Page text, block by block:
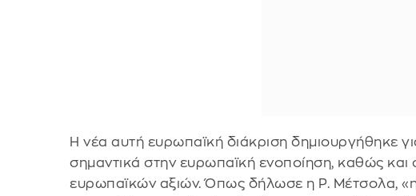
Η νέα αυτή ευρωπαϊκή διάκριση δημιουργήθηκε
σημαντικά στην ευρωπαϊκή ενοποίηση, καθώς
ευρωπαϊκών αξιών. Όπως δήλωσε η Ρ. Μέτσολα,